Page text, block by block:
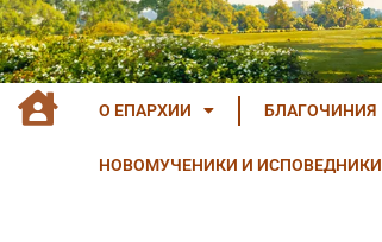
О ЕПАРХИИ БЛАГОЧИНИЯ
НОВОМУЧЕНИКИ И ИСПОВЕДНИКИ